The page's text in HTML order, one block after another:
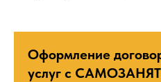
Оформление
услуг с